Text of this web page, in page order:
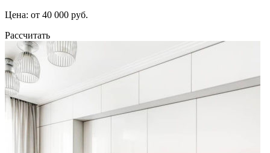
Цена: от 40 000 руб.
Рассчитать